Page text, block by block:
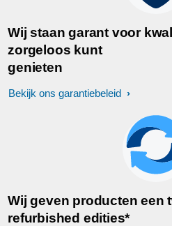
Wij staan garant voor
zorgeloos kunt
genieten
Bekijk ons garantiebeleid
Wij geven producten een
refurbished edities*